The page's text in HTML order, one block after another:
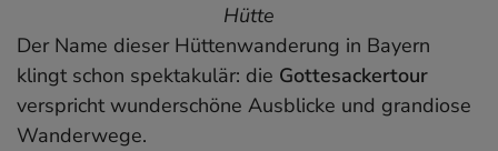
Hütte
Der Name dieser Hüttenwanderung in Bayern
klingt schon spektakulär: die Gottesackertour
verspricht wunderschöne Ausblicke und grandiose
Wanderwege.